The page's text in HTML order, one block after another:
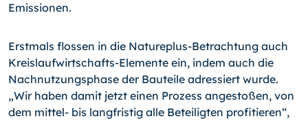
Emissionen.
Erstmals flossen in die Natureplus-Betrachtung auch
Kreislaufwirtschafts-Elemente ein, indem auch die
Nachnutzungsphase der Bauteile adressiert wurde.
„Wir haben damit jetzt einen Prozess angestoßen, von
dem mittel- bis langfristig alle Beteiligten profitieren“,